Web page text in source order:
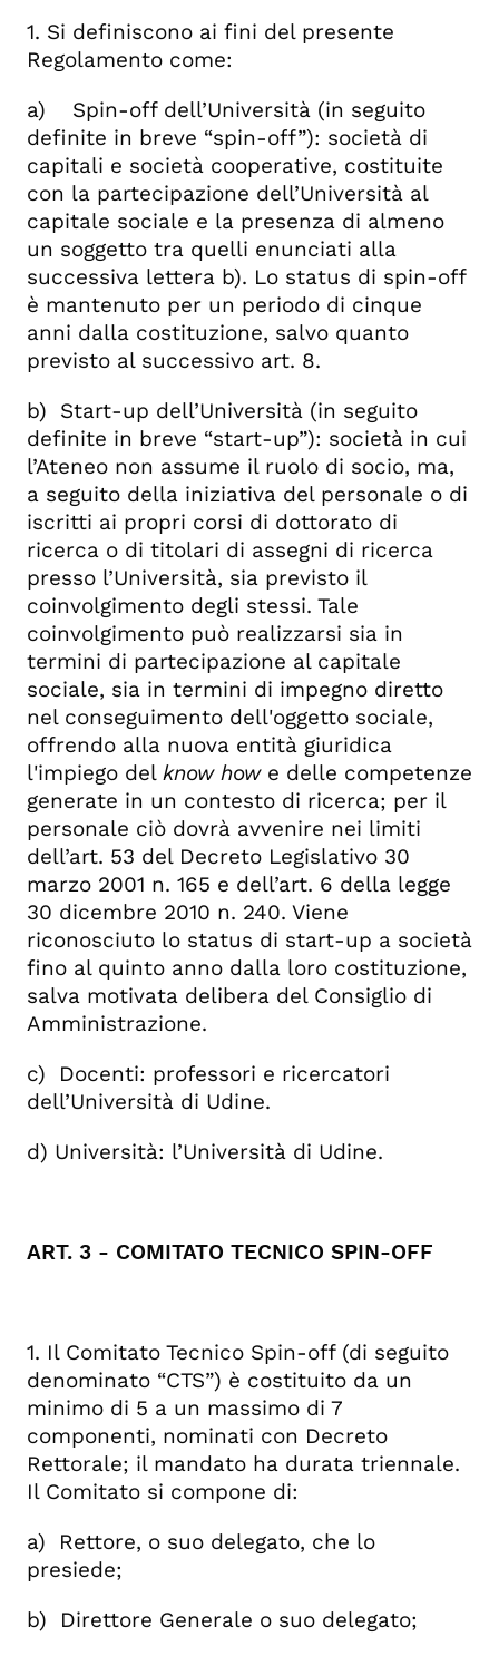
1. Si definiscono ai fini del presente
Regolamento come:
a) Spin-off dell’Università (in seguito
definite in breve “spin-off”): società di
capitali e società cooperative, costituite
con la partecipazione dell’Università al
capitale sociale e la presenza di almeno
un soggetto tra quelli enunciati alla
successiva lettera b). Lo status di spin-off
è mantenuto per un periodo di cinque
anni dalla costituzione, salvo quanto
previsto al successivo art. 8.
b) Start-up dell’Università (in seguito
definite in breve “start-up”): società in cui
l’Ateneo non assume il ruolo di socio, ma,
a seguito della iniziativa del personale o di
iscritti ai propri corsi di dottorato di
ricerca o di titolari di assegni di ricerca
presso l’Università, sia previsto il
coinvolgimento degli stessi. Tale
coinvolgimento può realizzarsi sia in
termini di partecipazione al capitale
sociale, sia in termini di impegno diretto
nel conseguimento dell'oggetto sociale,
offrendo alla nuova entità giuridica
l'impiego del know howe delle competenze
generate in un contesto di ricerca; per il
personale ciò dovrà avvenire nei limiti
dell’art. 53 del Decreto Legislativo 30
marzo 2001 n. 165 e dell’art. 6 della legge
30 dicembre 2010 n. 240. Viene
riconosciuto lo status di start-up a società
fino al quinto anno dalla loro costituzione,
salva motivata delibera del Consiglio di
Amministrazione.
c) Docenti: professori e ricercatori
dell’Università di Udine.
d) Università: l’Università di Udine.
ART. 3 - COMITATO TECNICO SPIN-OFF
1. Il Comitato Tecnico Spin-off (di seguito
denominato “CTS”) è costituito da un
minimo di 5 a un massimo di 7
componenti, nominati con Decreto
Rettorale; il mandato ha durata triennale.
Il Comitato si compone di:
a) Rettore, o suo delegato, che lo
presiede;
b) Direttore Generale o suo delegato;